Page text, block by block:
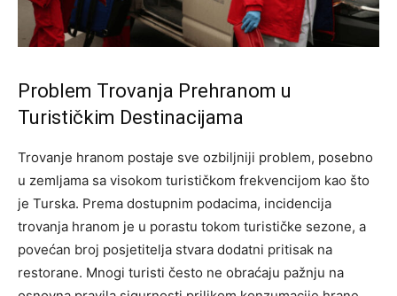
Problem Trovanja Prehranom u
Turističkim Destinacijama
Trovanje hranom postaje sve ozbiljniji problem, posebno
u zemljama sa visokom turističkom frekvencijom kao što
je Turska. Prema dostupnim podacima, incidencija
trovanja hranom je u porastu tokom turističke sezone, a
povećan broj posjetitelja stvara dodatni pritisak na
restorane. Mnogi turisti često ne obraćaju pažnju na